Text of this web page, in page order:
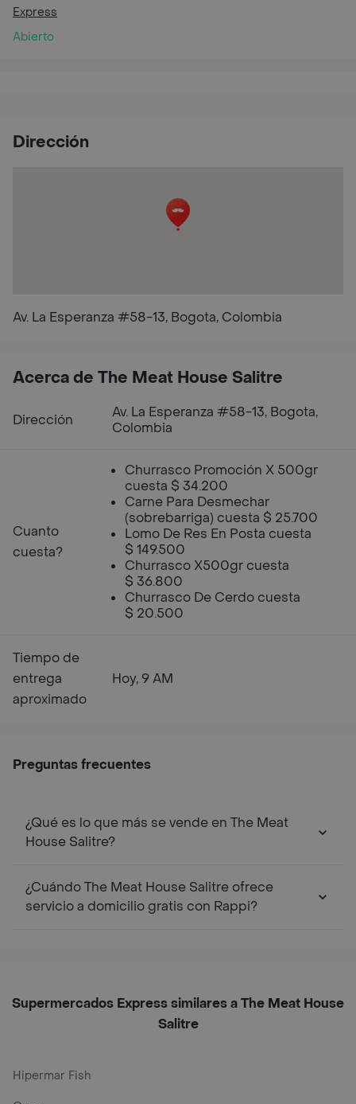
Express
Abierto
Dirección
Av. La Esperanza #58-13, Bogota, Colombia
Acerca de The Meat House Salitre
Dirección
Av. La Esperanza #58-13, Bogota,
Colombia
Cuanto
cuesta?
Churrasco Promoción X 500gr
cuesta $ 34.200
Carne Para Desmechar
(sobrebarriga) cuesta $ 25.700
Lomo De Res En Posta cuesta
$ 149.500
Churrasco X500gr cuesta
$ 36.800
Churrasco De Cerdo cuesta
$ 20.500
Tiempo de
entrega
aproximado
Hoy, 9 AM
Preguntas frecuentes
¿Qué es lo que más se vende en The Meat
House Salitre?
¿Cuándo The Meat House Salitre ofrece
servicio a domicilio gratis con Rappi?
Supermercados Express similares a The Meat House
Salitre
Hipermar Fish